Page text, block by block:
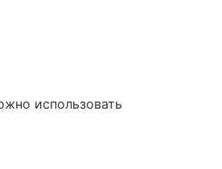
использовать